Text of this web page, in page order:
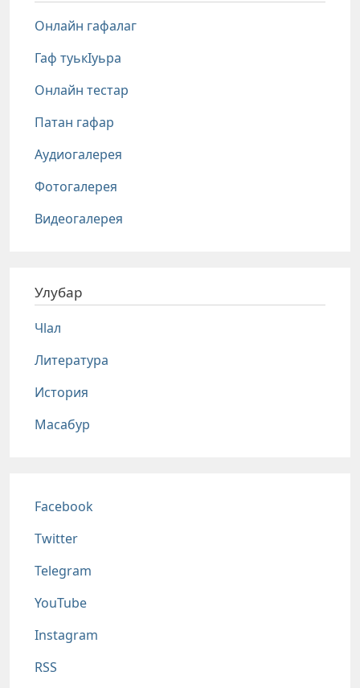
Онлайн гафалаг
Гаф туькIуьра
Онлайн тестар
Патан гафар
Аудиогалерея
Фотогалерея
Видеогалерея
Улубар
Чlал
Литература
История
Масабур
Соц сети
Facebook
Twitter
Telegram
YouTube
Instagram
RSS